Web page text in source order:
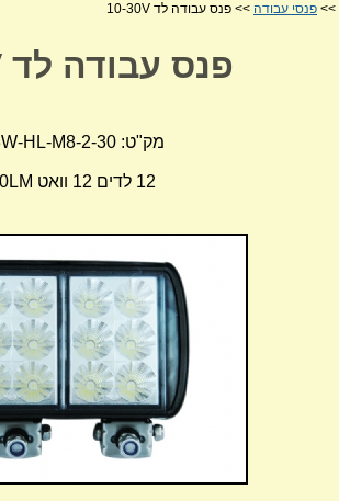
>> פנסי עבודה >> פנס עבודה לד 10-30V
פנס עבודה לד 10-30V
מק"ט: 30-B5C3W-HL-M8-2
12 לדים 12 וואט 2000LM